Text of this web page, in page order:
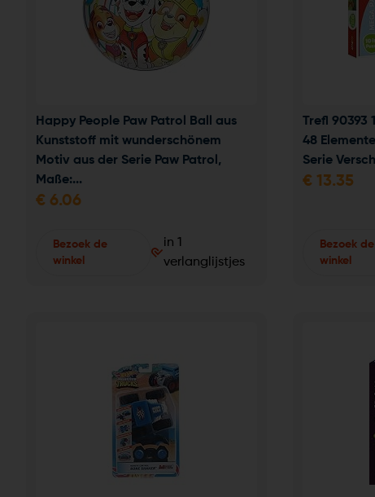
Happy People Paw Patrol Ball aus
Kunststoff mit wunderschönem
Motiv aus der Serie Paw Patrol,
Maße:...
€ 6.06
Bezoek de
winkel
in 1
verlanglijstjes
Trefl 90393
48
Serie
€ 13.35
Bezoek de
winkel